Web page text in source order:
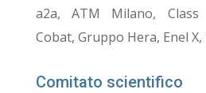
a2a, ATM Milano, Class
Cobat, Gruppo Hera, Enel X,
Comitato scientifico